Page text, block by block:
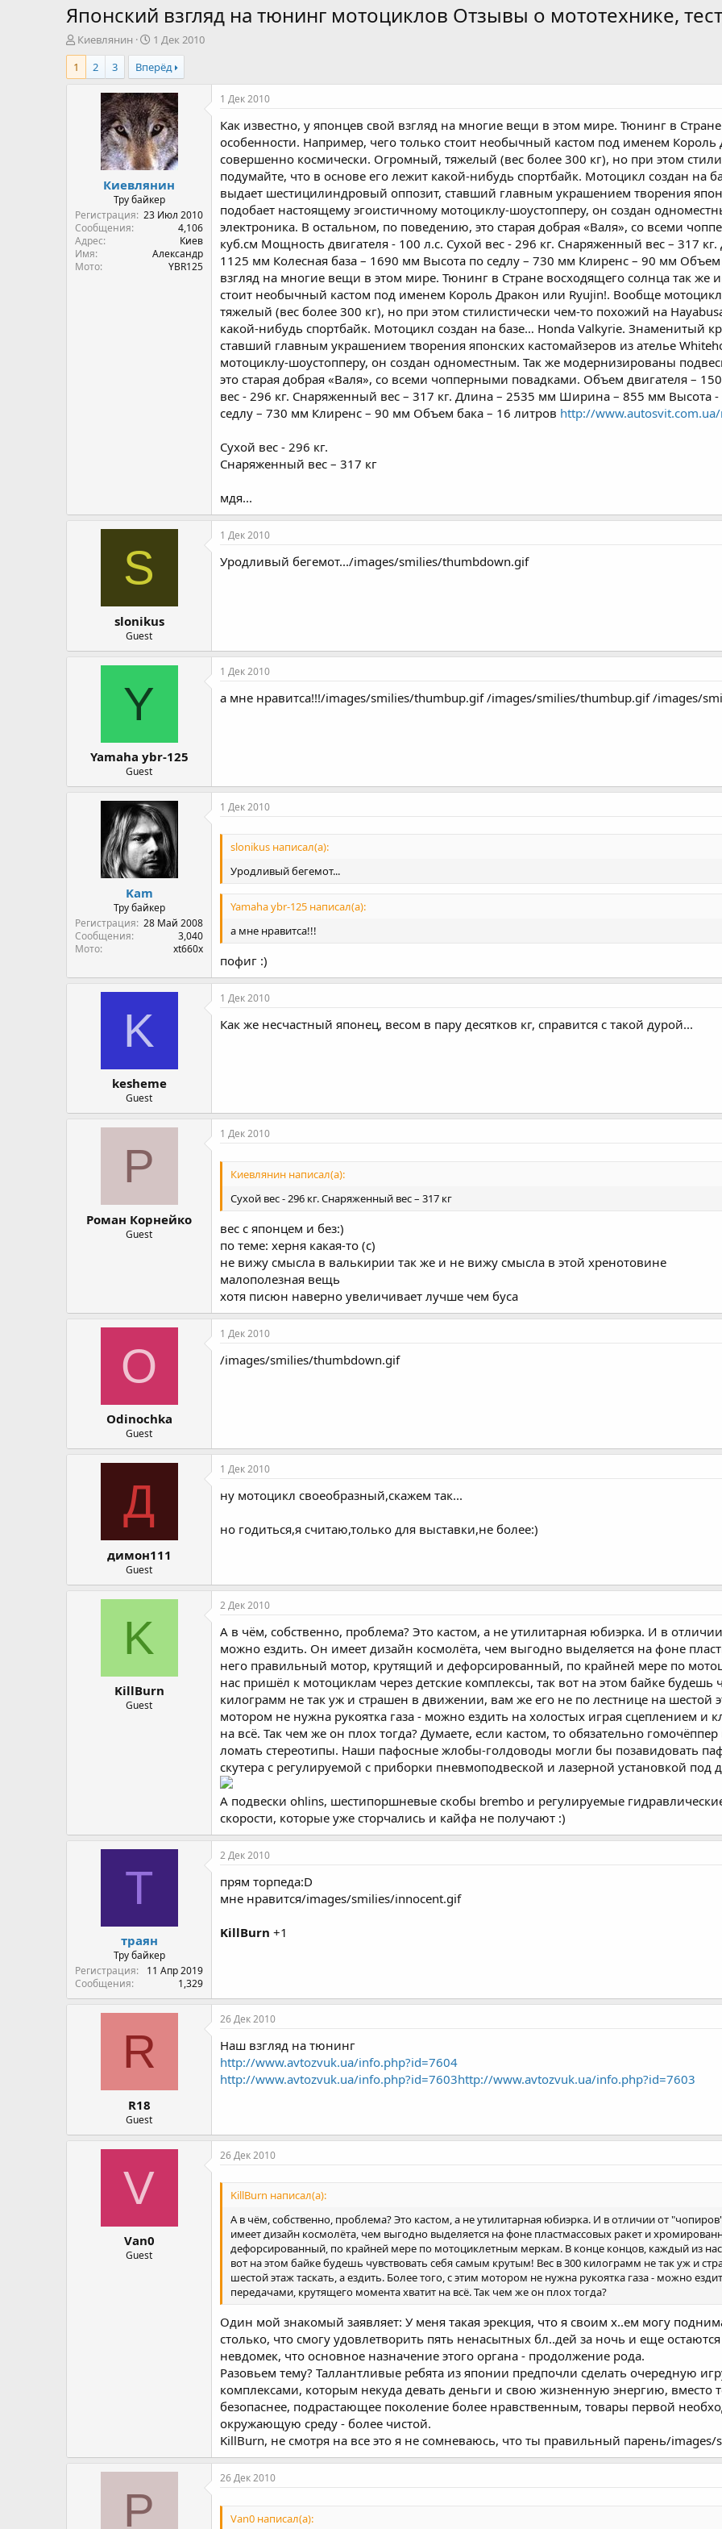
Японский взгляд на тюнинг мотоциклов Отзывы о мототехнике,
А
в
т
о
Киевлянин
Д
а
т
а
н
а
ч
а
л
а
1 Дек 2010
1
2 3 Вперёд
Киевлянин
Тру байкер
Регистрация 23 Июл 2010
Сообщения
4,106
Адрес
Киев
Имя
Александр
Мото
YBR125
1 Дек 2010
Как известно, у японцев свой взгляд на многие вещи в этом мире. Тюнинг в
особенности. Например, чего только стоит необычный кастом под именем
совершенно космически. Огромный, тяжелый (вес более 300 кг), но при этом
подумайте, что в основе его лежит какой-нибудь спортбайк. Мотоцикл создан на
выдает шестицилиндровый оппозит, ставший главным украшением творения
подобает настоящему эгоистичному мотоциклу-шоустопперу, он создан
электроника. В остальном, по поведению, это старая добрая «Валя», со всеми
куб.см Мощность двигателя - 100 л.с. Сухой вес - 296 кг. Снаряженный вес – 317
1125 мм Колесная база – 1690 мм Высота по седлу – 730 мм Клиренс – 90 мм Объем
взгляд на многие вещи в этом мире. Тюнинг в Стране восходящего солнца так же
стоит необычный кастом под именем Король Дракон или Ryujin!. Вообще
тяжелый (вес более 300 кг), но при этом стилистически чем-то похожий на
какой-нибудь спортбайк. Мотоцикл создан на базе… Honda Valkyrie. Знаменитый
ставший главным украшением творения японских кастомайзеров из ателье
мотоциклу-шоустопперу, он создан одноместным. Так же модернизированы
это старая добрая «Валя», со всеми чопперными повадками. Объем двигателя –
вес - 296 кг. Снаряженный вес – 317 кг. Длина – 2535 мм Ширина – 855 мм Высота
седлу – 730 мм Клиренс – 90 мм Объем бака – 16 литров http://
Сухой вес - 296 кг.
Снаряженный вес – 317 кг
мдя...
S
slonikus
Guest
1 Дек 2010
Уродливый бегемот.../images/smilies/thumbdown.gif
Y
Yamaha ybr-125
Guest
1 Дек 2010
а мне нравитса!!!/images/smilies/thumbup.gif /images/smilies/thumbup.gif /images/
Kam
Тру байкер
Регистрация 28 Май 2008
Сообщения
3,040
Мото
xt660x
1 Дек 2010
slonikus написал(а):
Уродливый бегемот...
Yamaha ybr-125 написал(а):
а мне нравитса!!!
пофиг :)
K
kesheme
Guest
1 Дек 2010
Как же несчастный японец, весом в пару десятков кг, справится с такой дурой...
Р
Роман Корнейко
Guest
1 Дек 2010
Киевлянин написал(а):
Сухой вес - 296 кг. Снаряженный вес – 317 кг
вес с японцем и без:)
по теме: херня какая-то (с)
не вижу смысла в валькирии так же и не вижу смысла в этой хренотовине
малополезная вещь
хотя писюн наверно увеличивает лучше чем буса
O
Odinochka
Guest
1 Дек 2010
/images/smilies/thumbdown.gif
Д
димон111
Guest
1 Дек 2010
ну мотоцикл своеобразный,скажем так...
но годиться,я считаю,только для выставки,не более:)
K
KillBurn
Guest
2 Дек 2010
А в чём, собственно, проблема? Это кастом, а не утилитарная юбиэрка. И в
можно ездить. Он имеет дизайн космолёта, чем выгодно выделяется на фоне
него правильный мотор, крутящий и дефорсированный, по крайней мере по
нас пришёл к мотоциклам через детские комплексы, так вот на этом байке будешь
килограмм не так уж и страшен в движении, вам же его не по лестнице на шестой
мотором не нужна рукоятка газа - можно ездить на холостых играя сцеплением и
на всё. Так чем же он плох тогда? Думаете, если кастом, то обязательно
ломать стереотипы. Наши пафосные жлобы-голдоводы могли бы позавидовать
скутера с регулируемой с приборки пневмоподвеской и лазерной установкой
А подвески ohlins, шестипоршневые скобы brembo и регулируемые
скорости, которые уже сторчались и кайфа не получают :)
Т
траян
Тру байкер
Регистрация
11 Апр 2019
Сообщения
1,329
2 Дек 2010
прям торпеда:D
мне нравится/images/smilies/innocent.gif
KillBurn +1
R
R18
Guest
26 Дек 2010
Наш взгляд на тюнинг
http://www.avtozvuk.ua/info.php?id=7604
http://www.avtozvuk.ua/info.php?id=7603http://www.avtozvuk.ua/info.php?id=7603
V
Van0
Guest
26 Дек 2010
KillBurn написал(а):
А в чём, собственно, проблема? Это кастом, а не утилитарная юбиэрка. И в отличии от
имеет дизайн космолёта, чем выгодно выделяется на фоне пластмассовых ракет и
дефорсированный, по крайней мере по мотоциклетным меркам. В конце концов, каждый из
вот на этом байке будешь чувствовать себя самым крутым! Вес в 300 килограмм не так уж и
шестой этаж таскать, а ездить. Более того, с этим мотором не нужна рукоятка газа - можно
передачами, крутящего момента хватит на всё. Так чем же он плох тогда?
Один мой знакомый заявляет: У меня такая эрекция, что я своим х..ем могу
столько, что смогу удовлетворить пять ненасытных бл..дей за ночь и еще
невдомек, что основное назначение этого органа - продолжение рода.
Разовьем тему? Таллантливые ребята из японии предпочли сделать очередную
комплексами, которым некуда девать деньги и свою жизненную энергию, вместо
безопаснее, подрастающее поколение более нравственным, товары первой
окружающую среду - более чистой.
KillBurn, не смотря на все это я не сомневаюсь, что ты правильный парень/images/
Р
26 Дек 2010
Van0 написал(а):